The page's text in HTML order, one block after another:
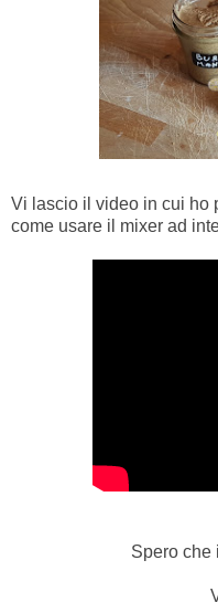
Vi lascio il video in cui ho
come usare il mixer ad
Spero che